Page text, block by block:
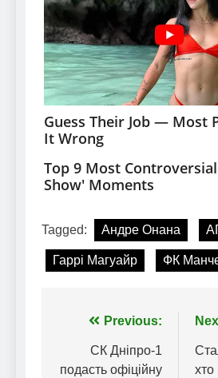
Tagged: Андре Онана
Гаррі Магуайр ФК
Навігація
записів
Previous:
СК Дніпро-1
подасть офіційну
хто